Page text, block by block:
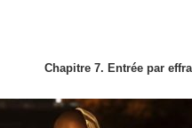
Chapitre 7. Entrée par